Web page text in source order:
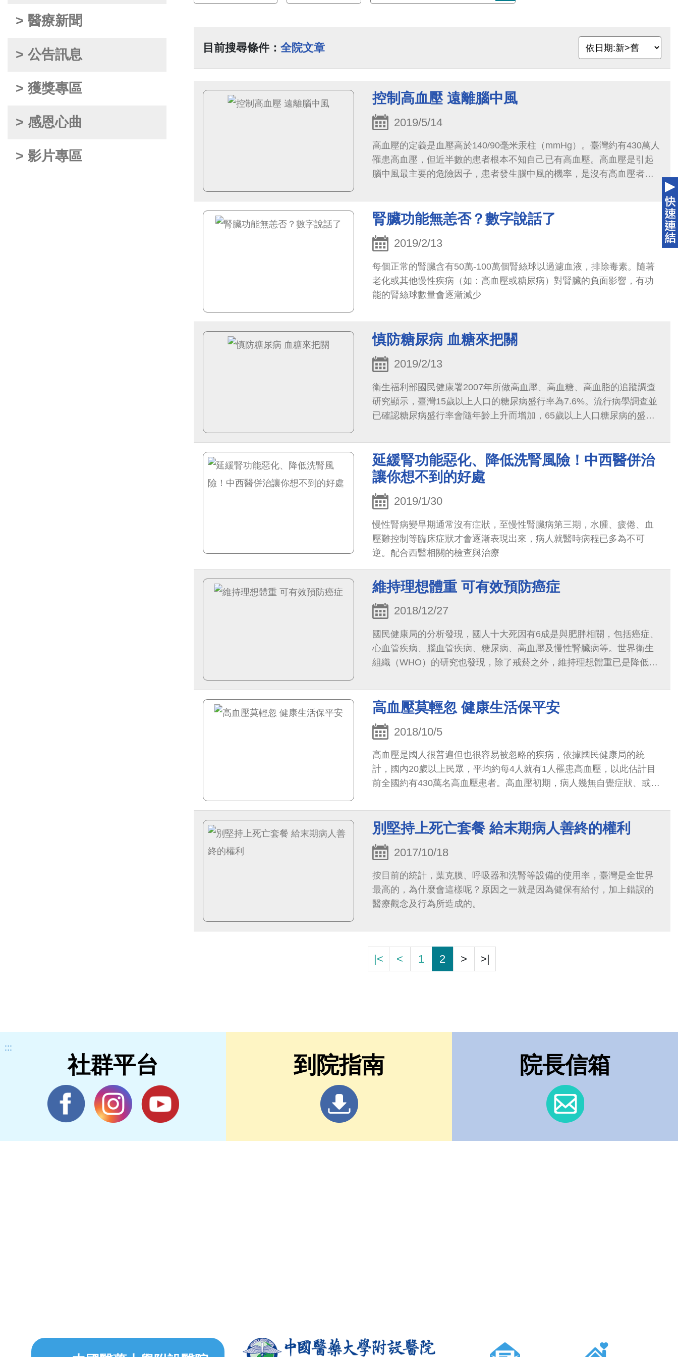
> 醫療新聞
> 公告訊息
> 獲獎專區
> 感恩心曲
> 影片專區
目前搜尋條件： 全院文章
控制高血壓 遠離腦中風
2019/5/14
高血壓的定義是血壓高於140/90毫米汞柱（mmHg）。臺灣約有430萬人
罹患高血壓，但近半數的患者根本不知自己已有高血壓。高血壓是引起
腦中風最主要的危險因子，患者發生腦中風的機率，是沒有高血壓者的
腎臟功能無恙否？數字說話了
2019/2/13
每個正常的腎臟含有50萬-100萬個腎絲球以過濾血液，排除毒素。隨著
老化或其他慢性疾病（如：高血壓或糖尿病）對腎臟的負面影響，有功
能的腎絲球數量會逐漸減少
慎防糖尿病 血糖來把關
2019/2/13
衛生福利部國民健康署2007年所做高血壓、高血糖、高血脂的追蹤調查
研究顯示，臺灣15歲以上人口的糖尿病盛行率為7.6%。流行病學調查並
已確認糖尿病盛行率會隨年齡上升而增加，65歲以上人口糖尿病的盛行
延緩腎功能惡化、降低洗腎風險！中西醫併治
讓你想不到的好處
2019/1/30
慢性腎病變早期通常沒有症狀，至慢性腎臟病第三期，水腫、疲倦、血
壓難控制等臨床症狀才會逐漸表現出來，病人就醫時病程已多為不可
逆。配合西醫相關的檢查與治療
維持理想體重 可有效預防癌症
2018/12/27
國民健康局的分析發現，國人十大死因有6成是與肥胖相關，包括癌症、
心血管疾病、腦血管疾病、糖尿病、高血壓及慢性腎臟病等。世界衛生
組織（WHO）的研究也發現，除了戒菸之外，維持理想體重已是降低癌
高血壓莫輕忽 健康生活保平安
2018/10/5
高血壓是國人很普遍但也很容易被忽略的疾病，依據國民健康局的統
計，國內20歲以上民眾，平均約每4人就有1人罹患高血壓，以此估計目
前全國約有430萬名高血壓患者。高血壓初期，病人幾無自覺症狀、或者
別堅持上死亡套餐 給末期病人善終的權利
2017/10/18
按目前的統計，葉克膜、呼吸器和洗腎等設備的使用率，臺灣是全世界
最高的，為什麼會這樣呢？原因之一就是因為健保有給付，加上錯誤的
醫療觀念及行為所造成的。
|< < 1 2 > >|
:::
社群平台 到院指南 院長信箱